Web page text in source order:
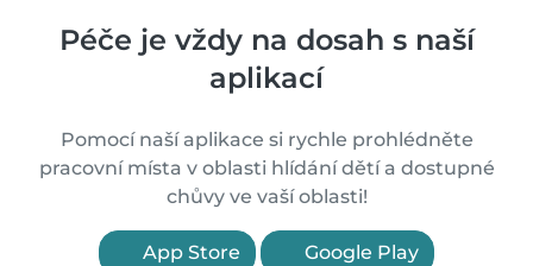
Péče je vždy na dosah s naší
aplikací
Pomocí naší aplikace si rychle prohlédněte
pracovní místa v oblasti hlídání dětí a dostupné
chůvy ve vaší oblasti!
App Store Google Play